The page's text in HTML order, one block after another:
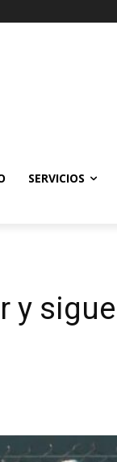
SERVICIOS
y sigue